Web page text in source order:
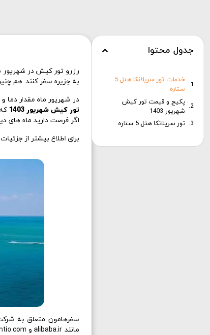
رزرو تور کیش در شهریور
به جزیره سفر کنند. هم
در شهریور ماه مقدار دما
تور کیش شهریور 1403
اگر فرصت دارید ماه های
برای اطلاع بیشتر از
سفرهامون متعلق به
مانند alibaba.ir و flightio.com و lastsecond.ir پکیج های با کیفیت
جدول محتوا
خدمات تور سریلانکا هتل 5
ستاره
پکیج و قیمت تور کیش
شهریور 1403
تور سریلانکا هتل 5 ستاره